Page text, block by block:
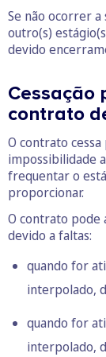
Se não ocorrer
outro(s)
devido
Cessação
contrato
O contrato
impossibilidade
frequentar o
proporcionar.
O contrato pode
devido a faltas:
quando for
interpolado,
quando for
interpolado,